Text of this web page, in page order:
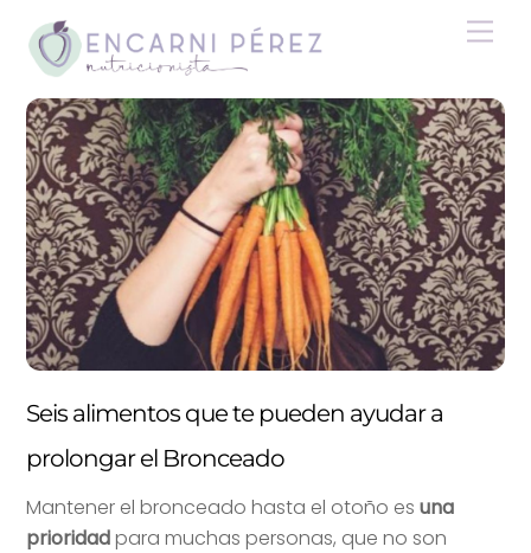
content
Seis alimentos que te pueden ayudar a
prolongar el Bronceado
Mantener el bronceado hasta el otoño esuna
prioridadpara muchas personas, que no son